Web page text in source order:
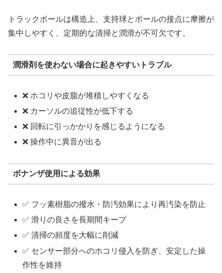
トラックボールは構造上、支持球とボールの接点に摩擦が
集中しやすく、定期的な清掃と潤滑が不可欠です。
潤滑剤を使わない場合に起きやすいトラブル
❌ ホコリや皮脂が堆積しやすくなる
❌ カーソルの追従性が低下する
❌ 回転に引っかかりを感じるようになる
❌ 操作中に異音が出る
ボナンザ使用による効果
✅ フッ素樹脂の撥水・防汚効果により再汚染を防止
✅ 滑りの良さを長期間キープ
✅ 清掃の頻度を大幅に削減
✅ センサー部分へのホコリ侵入を防ぎ、安定した操
作性を維持